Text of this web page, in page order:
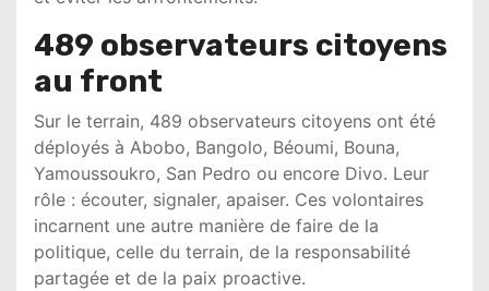
489 observateurs citoyens
au front
Sur le terrain, 489 observateurs citoyens ont été
déployés à Abobo, Bangolo, Béoumi, Bouna,
Yamoussoukro, San Pedro ou encore Divo. Leur
rôle : écouter, signaler, apaiser. Ces volontaires
incarnent une autre manière de faire de la
politique, celle du terrain, de la responsabilité
partagée et de la paix proactive.